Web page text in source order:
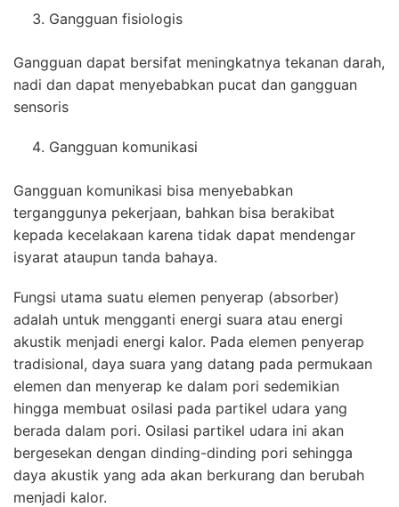
Gangguan fisiologis
Gangguan dapat bersifat meningkatnya tekanan darah,
nadi dan dapat menyebabkan pucat dan gangguan
sensoris
Gangguan komunikasi
Gangguan komunikasi bisa menyebabkan
terganggunya pekerjaan, bahkan bisa berakibat
kepada kecelakaan karena tidak dapat mendengar
isyarat ataupun tanda bahaya.
Fungsi utama suatu elemen penyerap (absorber)
adalah untuk mengganti energi suara atau energi
akustik menjadi energi kalor. Pada elemen penyerap
tradisional, daya suara yang datang pada permukaan
elemen dan menyerap ke dalam pori sedemikian
hingga membuat osilasi pada partikel udara yang
berada dalam pori. Osilasi partikel udara ini akan
bergesekan dengan dinding-dinding pori sehingga
daya akustik yang ada akan berkurang dan berubah
menjadi kalor.